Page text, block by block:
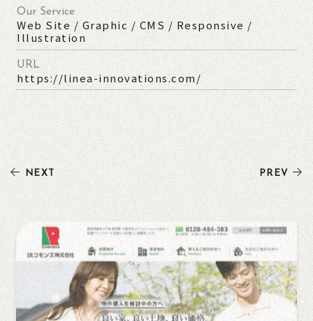
Our Service
Web Site / Graphic / CMS / Responsive /
Illustration
URL
https://linea-innovations.com/
PREV
NEXT